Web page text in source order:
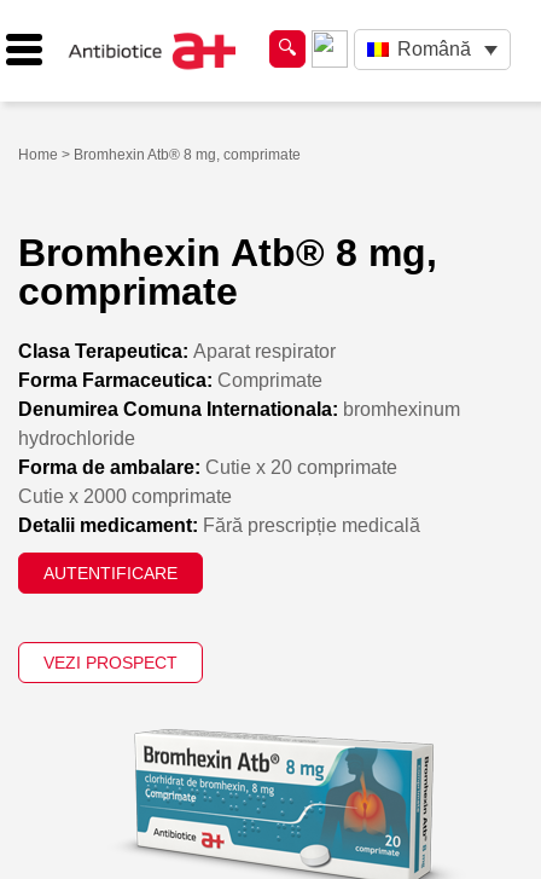
Română
Home > Bromhexin Atb® 8 mg, comprimate
Bromhexin Atb® 8 mg,
comprimate
Clasa Terapeutica: Aparat respirator
Forma Farmaceutica: Comprimate
Denumirea Comuna Internationala: bromhexinum
hydrochloride
Forma de ambalare: Cutie x 20 comprimate
Cutie x 2000 comprimate
Detalii medicament: Fără prescripție medicală
AUTENTIFICARE
VEZI PROSPECT